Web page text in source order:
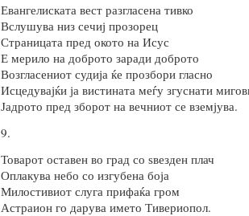
Евангелиската вест разгласена тивко
Вслушува низ сечиј прозорец
Страницата пред окото на Исус
Е мерило на доброто заради доброто
Возгласениот судија ќе прозбори гласно
Исцедувајќи ја вистината меѓу згуснати
Јадрото пред зборот на вечниот се вземјува.
9.
Товарот оставен во град со ѕвезден плач
Оплакува небо со изгубена боја
Милостивиот слуга прифаќа гром
Астраион го дарува името Тивериопол.